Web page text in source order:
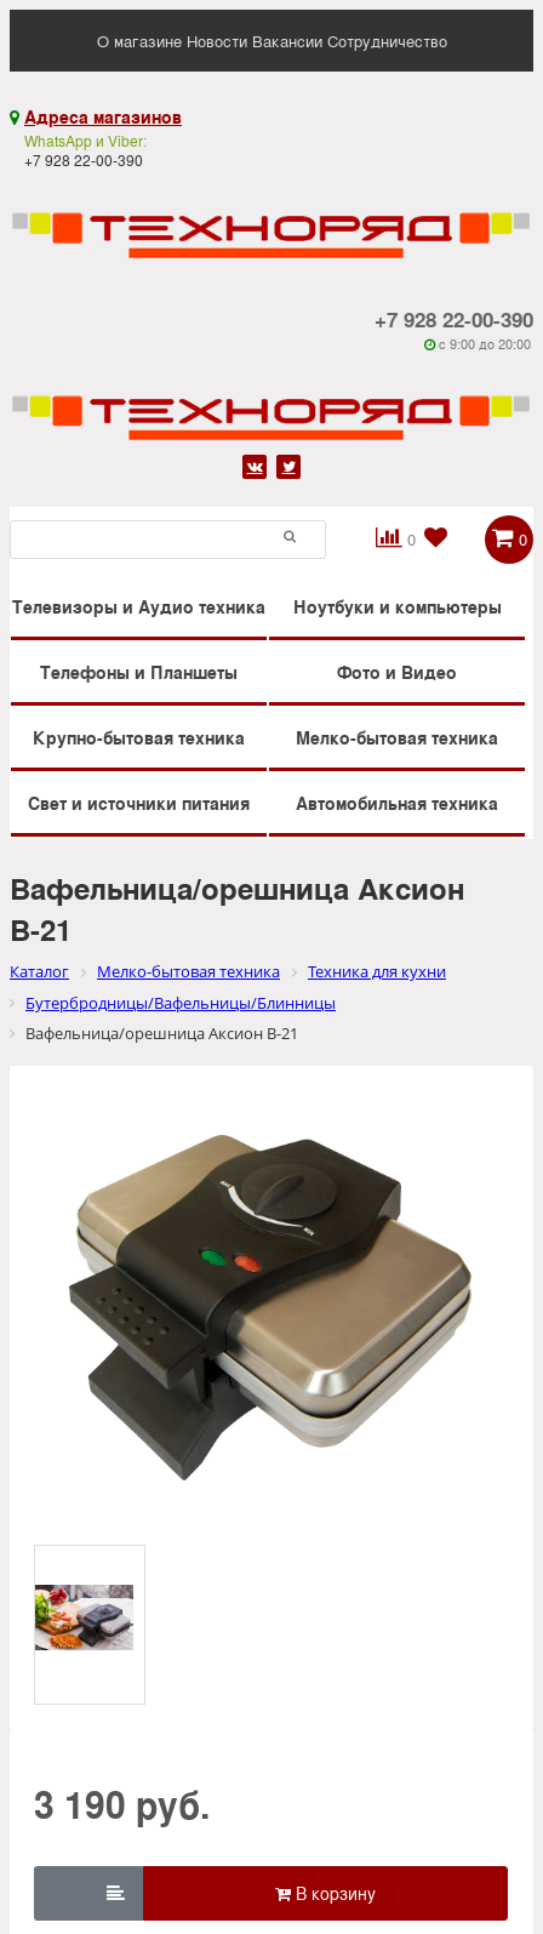
О магазине Новости Вакансии Сотрудничество
 Адреса магазинов
WhatsApp и Viber:
+7 928 22-00-390
+7 928 22-00-390
 c 9:00 до 20:00
 
0

 0
Телевизоры и Аудио техника Ноутбуки и компьютеры
Телефоны и Планшеты Фото и Видео
Крупно-бытовая техника Мелко-бытовая техника
Свет и источники питания Автомобильная техника
Вафельница/орешница Аксион
В-21
Каталог Мелко-бытовая техника
Техника для кухни
Бутербродницы/Вафельницы/Блинницы
Вафельница/орешница Аксион В-21
3 190 руб.
